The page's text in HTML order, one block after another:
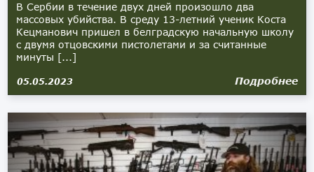
В Сербии в течение двух дней произошло два
массовых убийства. В среду 13-летний ученик Коста
Кецманович пришел в белградскую начальную школу
с двумя отцовскими пистолетами и за считанные
минуты [...]
05.05.2023 Подробнее